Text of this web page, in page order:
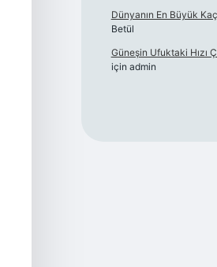
Dünyanın En Büyük
Betül
Güneşin Ufuktaki Hızı
için admin